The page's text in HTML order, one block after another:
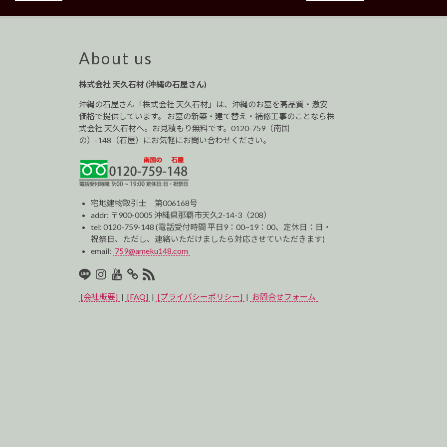
稿
ナ
About us
株式会社 天久石材 (沖縄の石屋さん)
沖縄の石屋さん「株式会社 天久石材」は、沖縄のお墓を高品質・激安
価格で提供しています。 お墓の新築・建て替え・補修工事のことなら株
式会社 天久石材へ。お見積もり無料です。0120-759（南国
の）-148（石屋）にお気軽にお問い合わせください。
宅地建物取引士 第006168号
addr: 〒900-0005 沖縄県那覇市天久2-14-3（208）
tel:0120-759-148 (電話受付時間 平日9：00~19：00、定休日：日・
祝祭日、ただし、連絡いただけましたら対応させていただきます)
email: 759@ameku148.com
LINEInstagram
Youtube
マ
イ
RSS2
[会社概要] | [FAQ] | [プライバシーポリシー] | お問合せフォーム